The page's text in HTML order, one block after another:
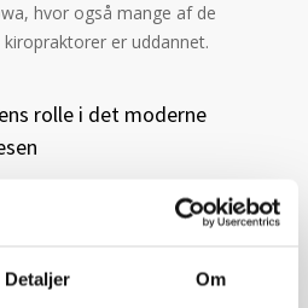
Detaljer Om
hvor også mange af de
er uddannet.
rolle i det moderne
kiropraktor åbnede
er gjort et stort arbejde